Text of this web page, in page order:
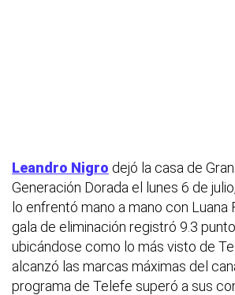
Leandro Nigro dejó la casa de
Generación Dorada el lunes 6 de
lo enfrentó mano a mano con Luana
gala de eliminación registró 9.3
ubicándose como lo más visto de
alcanzó las marcas máximas del
programa de Telefe superó a sus